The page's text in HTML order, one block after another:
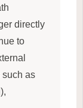
directly
to
such as